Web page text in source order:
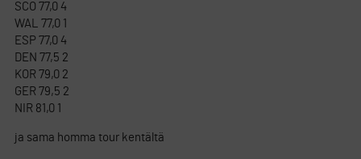
SCO 77,0 4
WAL 77,0 1
ESP 77,0 4
DEN 77,5 2
KOR 79,0 2
GER 79,5 2
NIR 81,0 1
ja sama homma tour kentältä